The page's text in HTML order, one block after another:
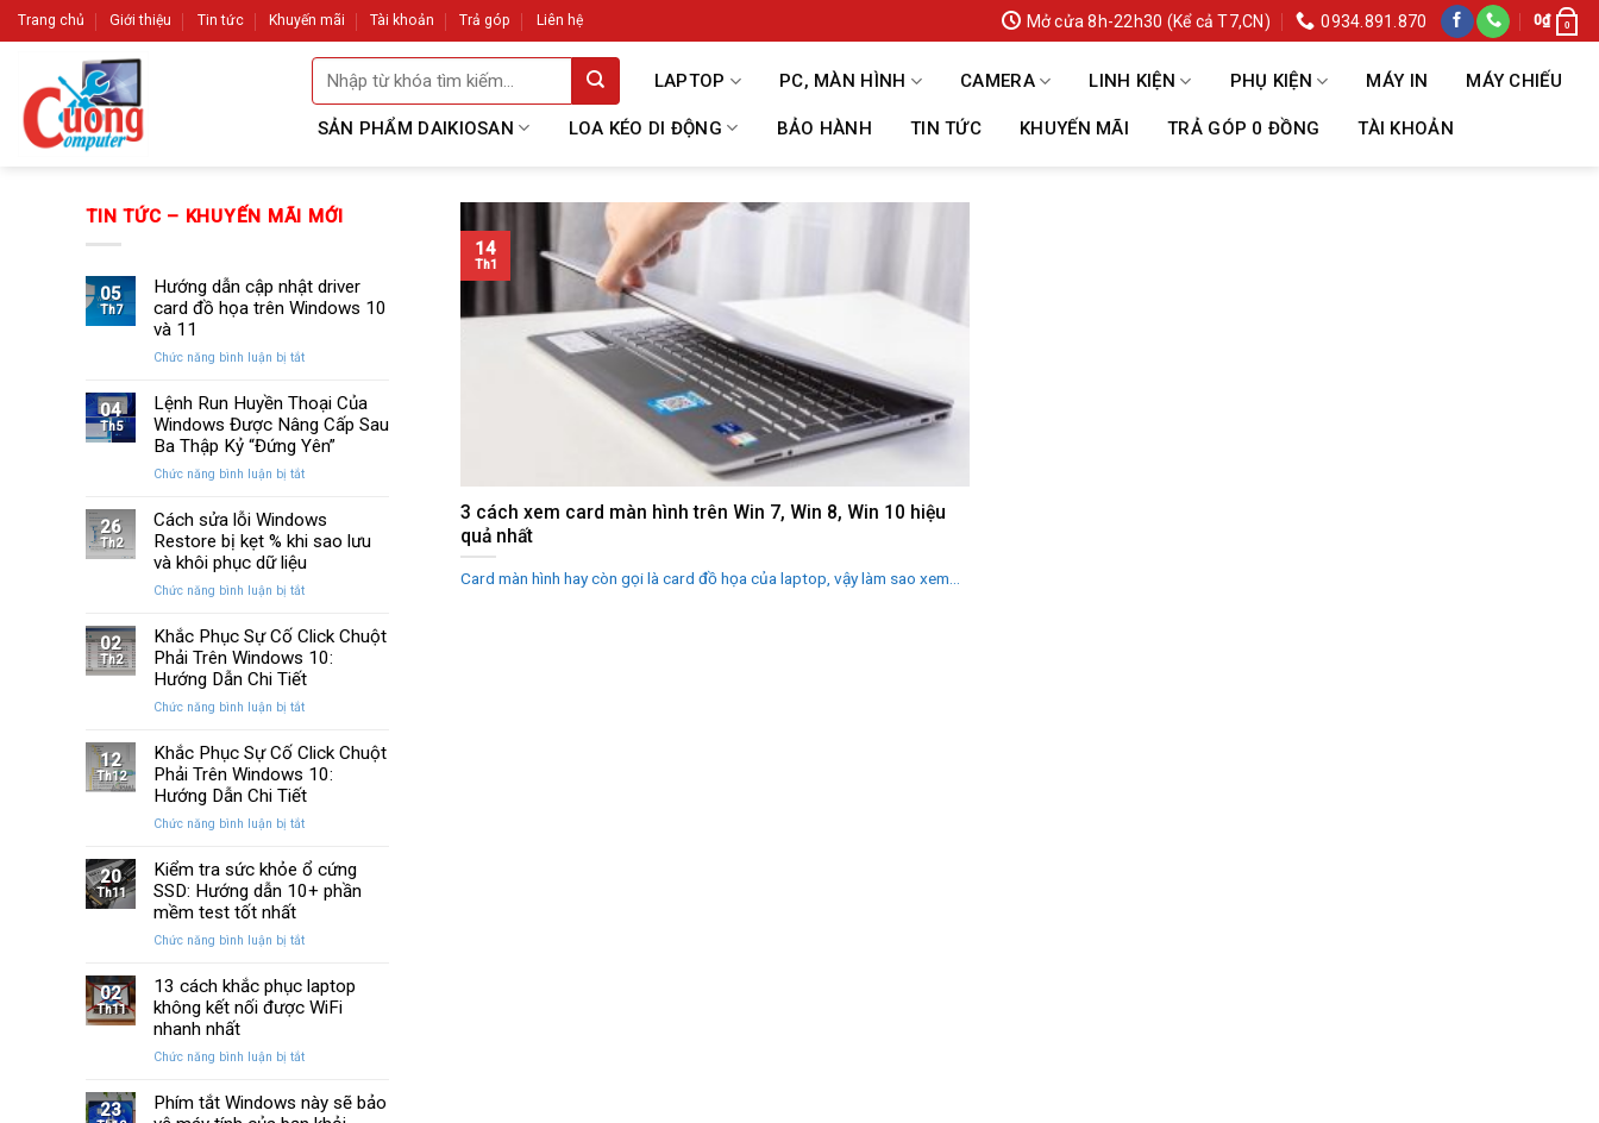
Skip
to
Trang chủ Giới thiệu Tin tức Khuyến mãi Tài khoản Trả góp Liên hệ Mở cửa 8h-22h30 (Kể cả T7,CN) 0934.891.870 0₫ 0
Tìm
kiếm:
LAPTOP PC, MÀN HÌNH CAMERA LINH KIỆN PHỤ KIỆN MÁY IN MÁY CHIẾU
SẢN PHẨM DAIKIOSAN LOA KÉO DI ĐỘNG BẢO HÀNH TIN TỨC KHUYẾN MÃI TRẢ GÓP 0 ĐỒNG TÀI KHOẢN
TIN TỨC – KHUYẾN MÃI MỚI
05
Th7
Hướng dẫn cập nhật driver
card đồ họa trên Windows 10
và 11
Chức năng bình luận bị tắtở
dẫn
cập
nhật
card
họa
trên
Windows
và
04
Th5
Lệnh Run Huyền Thoại Của
Windows Được Nâng Cấp Sau
Ba Thập Kỷ “Đứng Yên”
Chức năng bình luận bị tắtở
Run
Huyền
Windows
Nâng
Cấp
Sau
Thập
“Đứng
Yên”
26
Th2
Cách sửa lỗi Windows
Restore bị kẹt % khi sao lưu
và khôi phục dữ liệu
Chức năng bình luận bị tắtở
sửa
lỗi
Windows
bị
%
khi
sao
và
phục
dữ
02
Th2
Khắc Phục Sự Cố Click Chuột
Phải Trên Windows 10:
Hướng Dẫn Chi Tiết
Chức năng bình luận bị tắtở
Phục
Sự
Cố
Chuột
Trên
Windows
Dẫn
Tiết
12
Th12
Khắc Phục Sự Cố Click Chuột
Phải Trên Windows 10:
Hướng Dẫn Chi Tiết
Chức năng bình luận bị tắtở
Phục
Sự
Chuột
Trên
Windows
Dẫn
Tiết
20
Th11
Kiểm tra sức khỏe ổ cứng
SSD: Hướng dẫn 10+ phần
mềm test tốt nhất
Chức năng bình luận bị tắtở
tra
sức
cứng
Hướng
02
Th11
13 cách khắc phục laptop
không kết nối được WiFi
nhanh nhất
Chức năng bình luận bị tắtở
cách
khắc
23
Phím tắt Windows này sẽ bảo
3 cách xem card màn hình trên Win 7, Win 8, Win 10 hiệu
quả nhất
Card màn hình hay còn gọi là card đồ họa của laptop, vậy làm sao xem...
14
Th1